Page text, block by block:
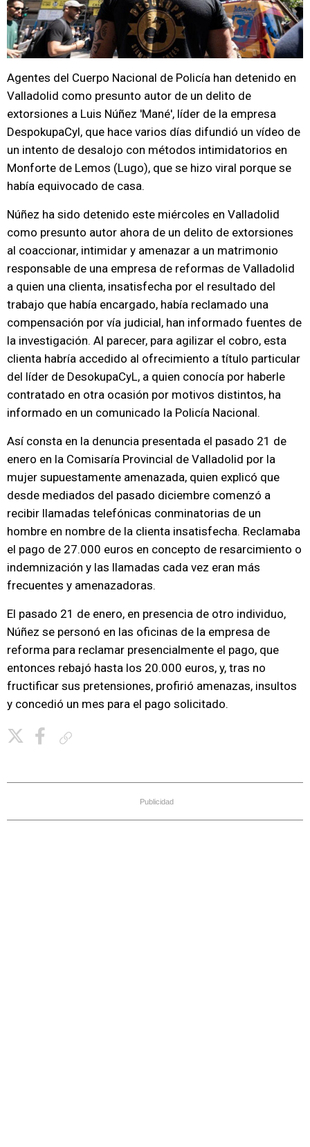
Agentes del Cuerpo Nacional de Policía han detenido en
Valladolid como presunto autor de un delito de
extorsiones a Luis Núñez 'Mané', líder de la empresa
DespokupaCyl, que hace varios días difundió un vídeo de
un intento de desalojo con métodos intimidatorios en
Monforte de Lemos (Lugo), que se hizo viral porque se
había equivocado de casa.
Núñez ha sido detenido este miércoles en Valladolid
como presunto autor ahora de un delito de extorsiones
al coaccionar, intimidar y amenazar a un matrimonio
responsable de una empresa de reformas de Valladolid
a quien una clienta, insatisfecha por el resultado del
trabajo que había encargado, había reclamado una
compensación por vía judicial, han informado fuentes de
la investigación. Al parecer, para agilizar el cobro, esta
clienta habría accedido al ofrecimiento a título particular
del líder de DesokupaCyL, a quien conocía por haberle
contratado en otra ocasión por motivos distintos, ha
informado en un comunicado la Policía Nacional.
Así consta en la denuncia presentada el pasado 21 de
enero en la Comisaría Provincial de Valladolid por la
mujer supuestamente amenazada, quien explicó que
desde mediados del pasado diciembre comenzó a
recibir llamadas telefónicas conminatorias de un
hombre en nombre de la clienta insatisfecha. Reclamaba
el pago de 27.000 euros en concepto de resarcimiento o
indemnización y las llamadas cada vez eran más
frecuentes y amenazadoras.
El pasado 21 de enero, en presencia de otro individuo,
Núñez se personó en las oficinas de la empresa de
reforma para reclamar presencialmente el pago, que
entonces rebajó hasta los 20.000 euros, y, tras no
fructificar sus pretensiones, profirió amenazas, insultos
y concedió un mes para el pago solicitado.
Publicidad